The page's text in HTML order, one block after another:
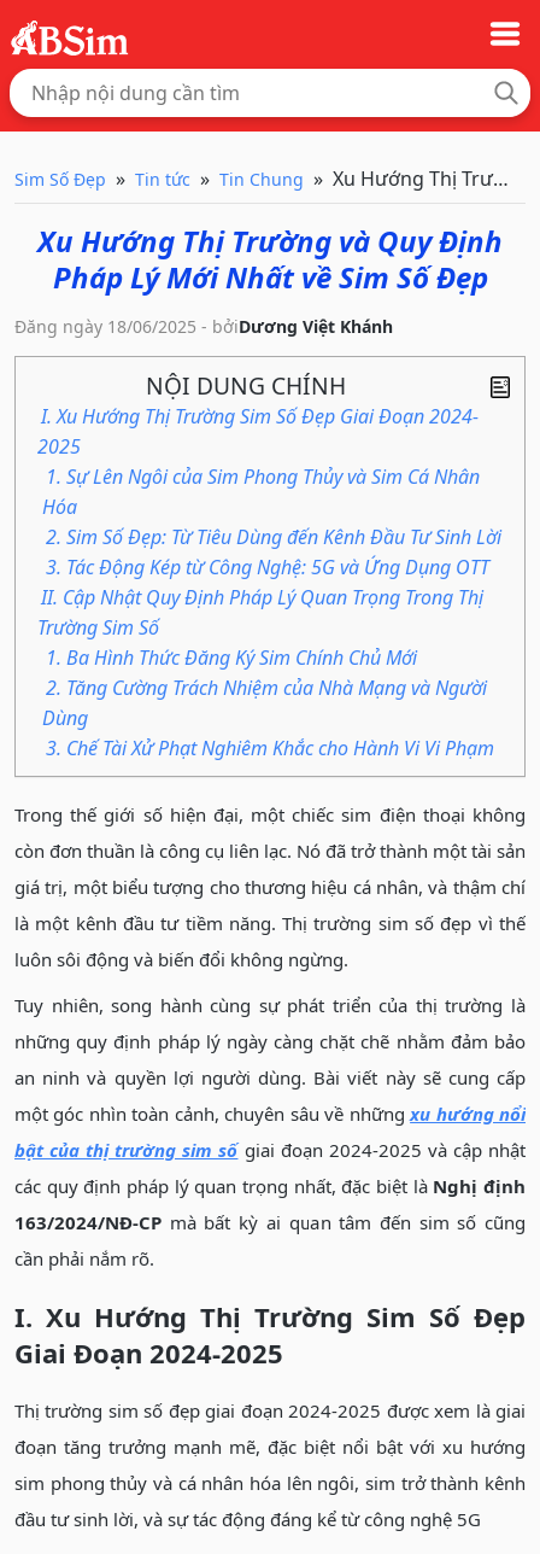
Sim Số Đẹp Tin tức Tin Chung Xu Hướng Thị Trường
Xu Hướng Thị Trường và Quy Định
Pháp Lý Mới Nhất về Sim Số Đẹp
Đăng ngày 18/06/2025 - bởiDương Việt Khánh
NỘI DUNG CHÍNH
I. Xu Hướng Thị Trường Sim Số Đẹp Giai Đoạn 2024-
2025
1. Sự Lên Ngôi của Sim Phong Thủy và Sim Cá Nhân
Hóa
2. Sim Số Đẹp: Từ Tiêu Dùng đến Kênh Đầu Tư Sinh Lời
3. Tác Động Kép từ Công Nghệ: 5G và Ứng Dụng OTT
II. Cập Nhật Quy Định Pháp Lý Quan Trọng Trong Thị
Trường Sim Số
1. Ba Hình Thức Đăng Ký Sim Chính Chủ Mới
2. Tăng Cường Trách Nhiệm của Nhà Mạng và Người
Dùng
3. Chế Tài Xử Phạt Nghiêm Khắc cho Hành Vi Vi Phạm
Trong thế giới số hiện đại, một chiếc sim điện thoại không
còn đơn thuần là công cụ liên lạc. Nó đã trở thành một tài sản
giá trị, một biểu tượng cho thương hiệu cá nhân, và thậm chí
là một kênh đầu tư tiềm năng. Thị trường sim số đẹp vì thế
luôn sôi động và biến đổi không ngừng.
Tuy nhiên, song hành cùng sự phát triển của thị trường là
những quy định pháp lý ngày càng chặt chẽ nhằm đảm bảo
an ninh và quyền lợi người dùng. Bài viết này sẽ cung cấp
một góc nhìn toàn cảnh, chuyên sâu về những xu hướng nổi
bật của thị trường sim sốgiai đoạn 2024-2025 và cập nhật
các quy định pháp lý quan trọng nhất, đặc biệt là Nghị định
163/2024/NĐ-CP mà bất kỳ ai quan tâm đến sim số cũng
cần phải nắm rõ.
I. Xu Hướng Thị Trường Sim Số Đẹp
Giai Đoạn 2024-2025
Thị trường sim số đẹp giai đoạn 2024-2025 được xem là giai
đoạn tăng trưởng mạnh mẽ, đặc biệt nổi bật với xu hướng
sim phong thủy và cá nhân hóa lên ngôi, sim trở thành kênh
đầu tư sinh lời, và sự tác động đáng kể từ công nghệ 5G